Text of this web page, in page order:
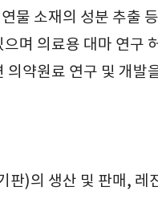
물 소재의 성분 추출
며 의료용 대마 연구
의약원료 연구 및 개발
판)의 생산 및 판매, 레